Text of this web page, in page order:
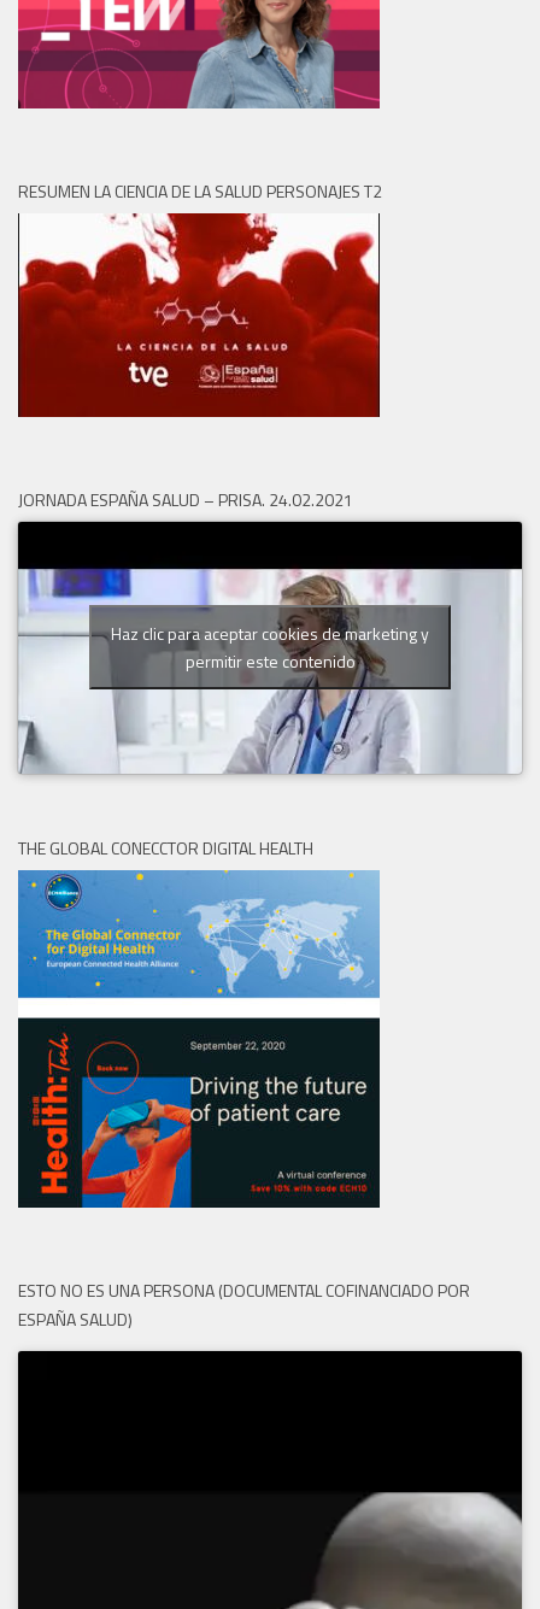
RESUMEN LA CIENCIA DE LA SALUD PERSONAJES T2
JORNADA ESPAÑA SALUD – PRISA. 24.02.2021
Haz clic para aceptar cookies de marketing y
permitir este contenido
THE GLOBAL CONECCTOR DIGITAL HEALTH
ESTO NO ES UNA PERSONA (DOCUMENTAL COFINANCIADO POR
ESPAÑA SALUD)